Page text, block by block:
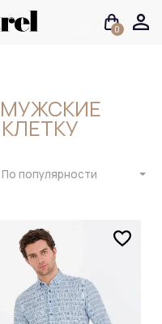
0
По популярности